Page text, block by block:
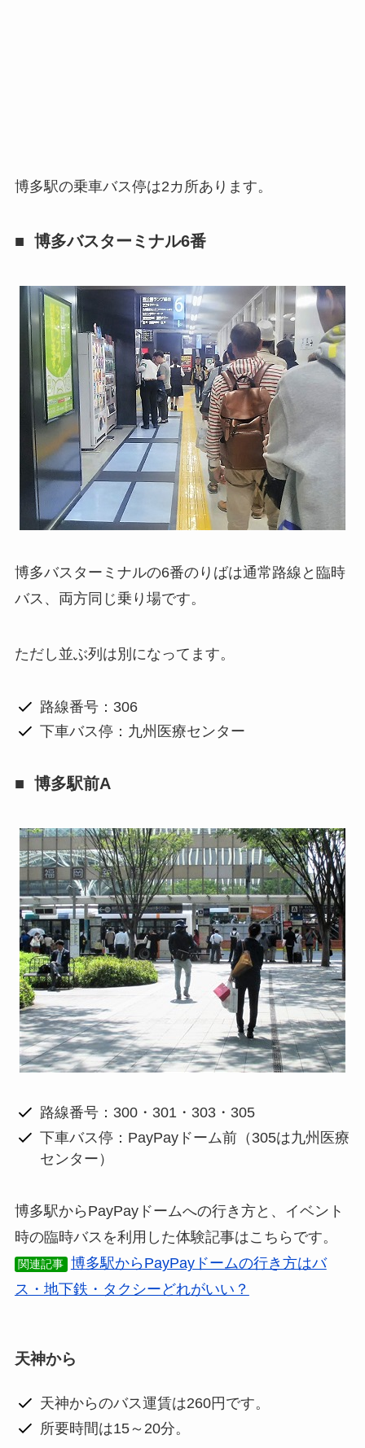
博多駅の乗車バス停は2カ所あります。
博多バスターミナル6番
博多バスターミナルの6番のりばは通常路線と臨時
バス、両方同じ乗り場です。
ただし並ぶ列は別になってます。
路線番号：306
下車バス停：九州医療センター
博多駅前A
路線番号：300・301・303・305
下車バス停：PayPayドーム前（305は九州医療
センター）
博多駅からPayPayドームへの行き方と、イベント
時の臨時バスを利用した体験記事はこちらです。
関連記事 博多駅からPayPayドームの行き方はバ
ス・地下鉄・タクシーどれがいい？
天神から
天神からのバス運賃は260円です。
所要時間は15～20分。